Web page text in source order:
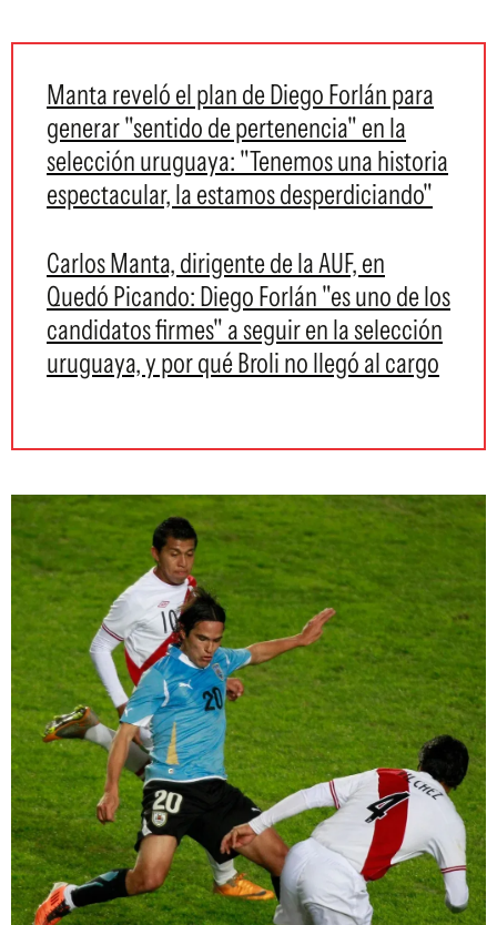
Manta reveló el plan de Diego Forlán para
generar "sentido de pertenencia" en la
selección uruguaya: "Tenemos una historia
espectacular, la estamos desperdiciando"
Carlos Manta, dirigente de la AUF, en
Quedó Picando: Diego Forlán "es uno de los
candidatos firmes" a seguir en la selección
uruguaya, y por qué Broli no llegó al cargo